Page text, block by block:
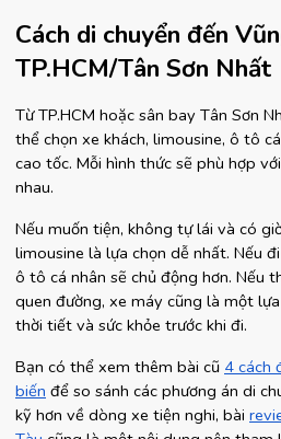
Cách di chuyển đến
TP.HCM/Tân Sơn Nhất
Từ TP.HCM hoặc sân bay Tân Sơn
thể chọn xe khách, limousine, ô tô
cao tốc. Mỗi hình thức sẽ phù hợp
nhau.
Nếu muốn tiện, không tự lái và có
limousine là lựa chọn dễ nhất. Nếu
ô tô cá nhân sẽ chủ động hơn. Nếu
quen đường, xe máy cũng là một
thời tiết và sức khỏe trước khi đi.
Bạn có thể xem thêm bài cũ 4 cách
biến để so sánh các phương án di
kỹ hơn về dòng xe tiện nghi, bài